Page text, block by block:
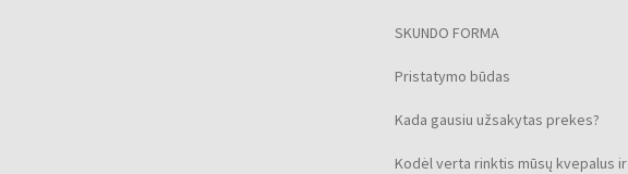
SKUNDO FORMA
Pristatymo būdas
Kada gausiu užsakytas prekes?
Kodėl verta rinktis mūsų kvepalus ir